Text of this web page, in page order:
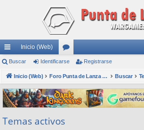
nl
ac
es
rá
pi
Inicio (Web)
or
os
Buscar Identificarse Registrarse
Inicio (Web) Foro Punta de Lanza Wargames Buscar
Temas activos